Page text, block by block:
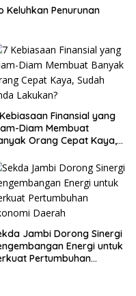
Keluhkan Penurunan
Finansial yang
Diam Membuat
Orang Cepat Kaya,
Jambi Dorong Sinergi
Energi untuk
Pertumbuhan